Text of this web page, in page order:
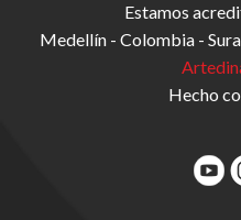
Estamos
Medellín - Colombia -
Hecho